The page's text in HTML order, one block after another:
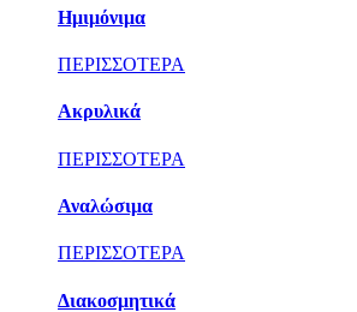
Ημιμόνιμα
ΠΕΡΙΣΣΟΤΕΡΑ
Ακρυλικά
ΠΕΡΙΣΣΟΤΕΡΑ
Αναλώσιμα
ΠΕΡΙΣΣΟΤΕΡΑ
Διακοσμητικά